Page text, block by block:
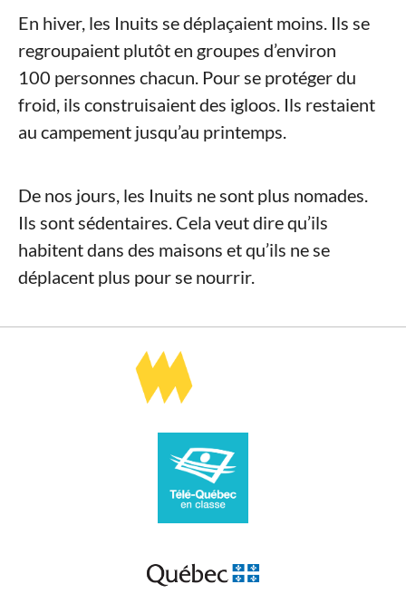
En hiver, les Inuits se déplaçaient moins. Ils se
regroupaient plutôt en groupes d’environ
100 personnes chacun. Pour se protéger du
froid, ils construisaient des igloos. Ils restaient
au campement jusqu’au printemps.
De nos jours, les Inuits ne sont plus nomades.
Ils sont sédentaires. Cela veut dire qu’ils
habitent dans des maisons et qu’ils ne se
déplacent plus pour se nourrir.